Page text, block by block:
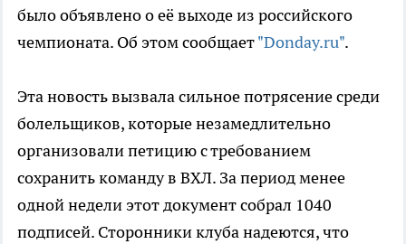
было объявлено о её выходе из российского
чемпионата. Об этом сообщает"Donday.ru".
Эта новость вызвала сильное потрясение среди
болельщиков, которые незамедлительно
организовали петицию с требованием
сохранить команду в ВХЛ. За период менее
одной недели этот документ собрал 1040
подписей. Сторонники клуба надеются, что